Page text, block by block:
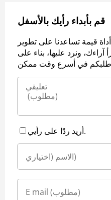
قم بأبداء رأيك بالأسفل
قيمة تساعدنا على تطوير
ونرد عليها، بناء على
أريد ردًا على رأيي.